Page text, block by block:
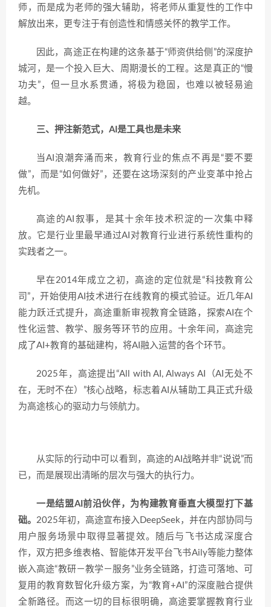
师，而是成为老师的强大辅助，将老师从重复性的工作中
解放出来，更专注于有创造性和情感关怀的教学工作。
因此，高途正在构建的这条基于“师资供给侧”的深度护
城河，是一个投入巨大、周期漫长的工程。这是真正的“慢
功夫”，但一旦水系贯通，将极为稳固，也难以被轻易逾
越。
三、 押注新范式， AI是工具也是未来
当AI浪潮奔涌而来，教育行业的焦点不再是“要不要
做”，而是“如何做好”，还要在这场深刻的产业变革中抢占
先机。
高途的AI叙事，是其十余年技术积淀的一次集中释
放。它是行业里最早通过AI对教育行业进行系统性重构的
实践者之一。
早在2014年成立之初，高途的定位就是“科技教育公
司”，开始使用AI技术进行在线教育的模式验证。近几年AI
能力跃迁式提升，高途重新审视教育全链路，探索AI在个
性化运营、教学、服务等环节的应用。十余年间，高途完
成了AI+教育的基础建构，将AI融入运营的各个环节。
2025年，高途提出“All with AI, Always AI（AI无处不
在，无时不在）”核心战略，标志着AI从辅助工具正式升级
为高途核心的驱动力与领航力。
从实际的行动中可以看到，高途的AI战略并非“说说”而
已，而是展现出清晰的层次与强大的执行力。
一是结盟AI前沿伙伴，为构建教育垂直大模型打下基
础。 2025年初，高途宣布接入DeepSeek，并在内部协同与
用户服务场景中取得显著提效。随后与飞书达成深度合
作，双方把多维表格、智能体开发平台飞书Aily等能力整体
嵌入高途“教研－教学－服务”业务全链路，打造可落地、可
复用的教育数智化升级方案，为“教育+AI”的深度融合提供
全新路径。而这一切的目标很明确，高途要掌握教育行业